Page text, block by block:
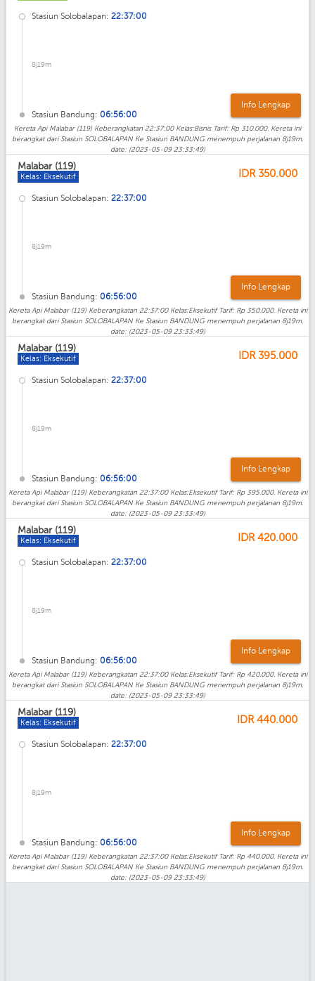
Stasiun Solobalapan: 22:37:00
8j19m
Stasiun Bandung: 06:56:00
Info Lengkap
Kereta Api Malabar (119) Keberangkatan 22:37:00 Kelas:Bisnis Tarif: Rp 310.000. Kereta ini
berangkat dari Stasiun SOLOBALAPAN Ke Stasiun BANDUNG menempuh perjalanan 8j19m.
date: (2023-05-09 23:33:49)
Malabar (119)
Kelas: Eksekutif IDR 350.000
Stasiun Solobalapan: 22:37:00
8j19m
Stasiun Bandung: 06:56:00
Info Lengkap
Kereta Api Malabar (119) Keberangkatan 22:37:00 Kelas:Eksekutif Tarif: Rp 350.000. Kereta ini
berangkat dari Stasiun SOLOBALAPAN Ke Stasiun BANDUNG menempuh perjalanan 8j19m.
date: (2023-05-09 23:33:49)
Malabar (119)
Kelas: Eksekutif IDR 395.000
Stasiun Solobalapan: 22:37:00
8j19m
Stasiun Bandung: 06:56:00
Info Lengkap
Kereta Api Malabar (119) Keberangkatan 22:37:00 Kelas:Eksekutif Tarif: Rp 395.000. Kereta ini
berangkat dari Stasiun SOLOBALAPAN Ke Stasiun BANDUNG menempuh perjalanan 8j19m.
date: (2023-05-09 23:33:49)
Malabar (119)
Kelas: Eksekutif IDR 420.000
Stasiun Solobalapan: 22:37:00
8j19m
Stasiun Bandung: 06:56:00
Info Lengkap
Kereta Api Malabar (119) Keberangkatan 22:37:00 Kelas:Eksekutif Tarif: Rp 420.000. Kereta ini
berangkat dari Stasiun SOLOBALAPAN Ke Stasiun BANDUNG menempuh perjalanan 8j19m.
date: (2023-05-09 23:33:49)
Malabar (119)
Kelas: Eksekutif IDR 440.000
Stasiun Solobalapan: 22:37:00
8j19m
Stasiun Bandung: 06:56:00
Info Lengkap
Kereta Api Malabar (119) Keberangkatan 22:37:00 Kelas:Eksekutif Tarif: Rp 440.000. Kereta ini
berangkat dari Stasiun SOLOBALAPAN Ke Stasiun BANDUNG menempuh perjalanan 8j19m.
date: (2023-05-09 23:33:49)